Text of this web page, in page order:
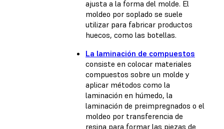
ajusta a la forma del molde. El
moldeo por soplado se suele
utilizar para fabricar productos
huecos, como las botellas.
La laminación de compuestos
consiste en colocar materiales
compuestos sobre un molde y
aplicar métodos como la
laminación en húmedo, la
laminación de preimpregnados o el
moldeo por transferencia de
resina para formar las piezas de